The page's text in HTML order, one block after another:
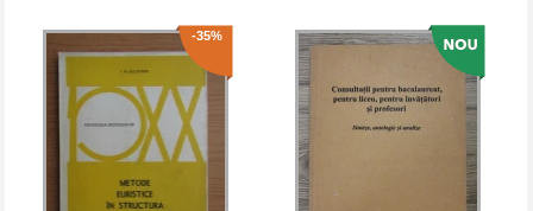
-35%